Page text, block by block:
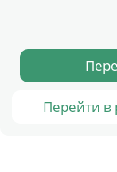
Перейти в